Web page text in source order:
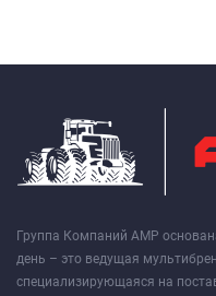
Группа Компаний АМР
день – это ведущая
специализирующаяся на